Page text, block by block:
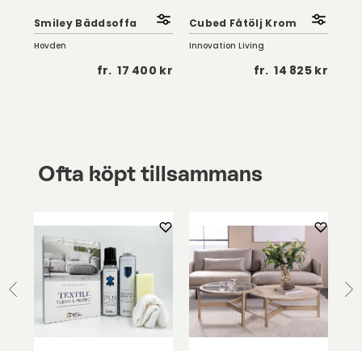
Smiley Bäddsoffa
Hovden
fr. 17 400 kr
Cubed Fåtölj Krom
Innovation Living
fr. 14 825 kr
Ofta köpt tillsammans